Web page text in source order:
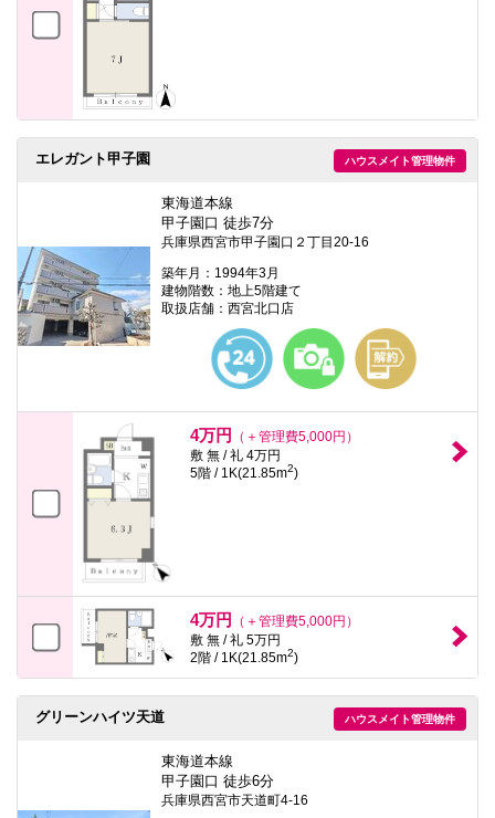
ハウスメイト管理物件
エレガント甲子園
東海道本線
甲子園口 徒歩7分
兵庫県西宮市甲子園口２丁目20-16
築年月：1994年3月
建物階数：地上5階建て
取扱店舗：西宮北口店
4万円
（＋管理費5,000円）
敷 無 / 礼 4万円
5階 / 1K(21.85m2)
4万円
（＋管理費5,000円）
敷 無 / 礼 5万円
2階 / 1K(21.85m2)
ハウスメイト管理物件
グリーンハイツ天道
東海道本線
甲子園口 徒歩6分
兵庫県西宮市天道町4-16